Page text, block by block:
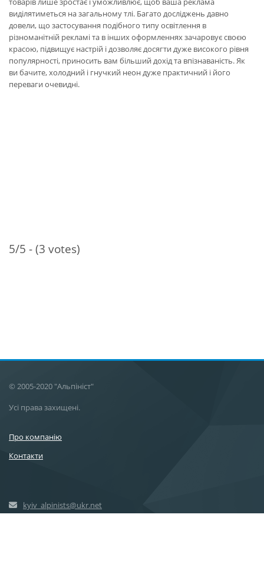
виділятиметься на загальному тлі. Багато досліджень давно
довели, що застосування подібного типу освітлення в
різноманітній рекламі та в інших оформленнях зачаровує своєю
красою, підвищує настрій і дозволяє досягти дуже високого рівня
популярності, приносить вам більший дохід та впізнаваність. Як
ви бачите, холодний і гнучкий неон дуже практичний і його
переваги очевидні.
5/5 - (3 votes)
© 2005-2020 "Альпініст"
Усі права захищені.
Про компанію
Контакти
kyiv_alpinists@ukr.net